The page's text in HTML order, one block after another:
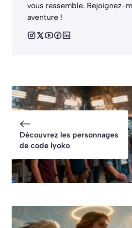
vous ressemble. Rejoignez-
aventure !
Découvrez les personnages
de code lyoko